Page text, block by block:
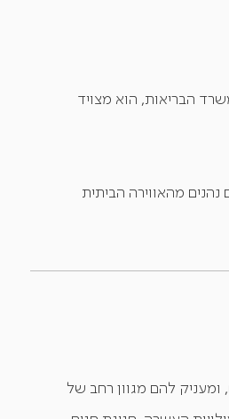
ובפיקוח של משרד הבריאות, הוא מצויד
נהנים מהאווירה הביתית
ומעניק להם מגוון רחב של